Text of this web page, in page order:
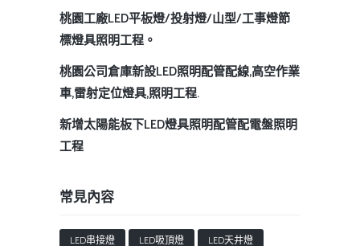
桃園工廠LED平板燈/投射燈/山型/工事燈節
標燈具照明工程。
桃園公司倉庫新設LED照明配管配線,高空作業
車,雷射定位燈具,照明工程.
新增太陽能板下LED燈具照明配管配電盤照明
工程
常見內容
LED串接燈 LED吸頂燈
LED天井燈